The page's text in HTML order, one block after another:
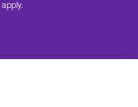
apply.